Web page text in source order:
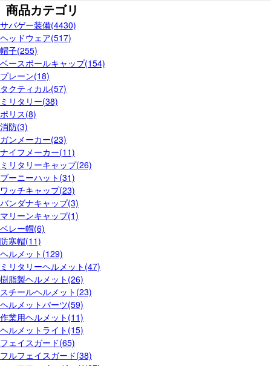
商品カテゴリ
サバゲー装備(4430)
ヘッドウェア(517)
帽子(255)
ベースボールキャップ(154)
プレーン(18)
タクティカル(57)
ミリタリー(38)
ポリス(8)
消防(3)
ガンメーカー(23)
ナイフメーカー(11)
ミリタリーキャップ(26)
ブーニーハット(31)
ワッチキャップ(23)
バンダナキャップ(3)
マリーンキャップ(1)
ベレー帽(6)
防寒帽(11)
ヘルメット(129)
ミリタリーヘルメット(47)
樹脂製ヘルメット(26)
スチールヘルメット(23)
ヘルメットパーツ(59)
作業用ヘルメット(11)
ヘルメットライト(15)
フェイスガード(65)
フルフェイスガード(38)